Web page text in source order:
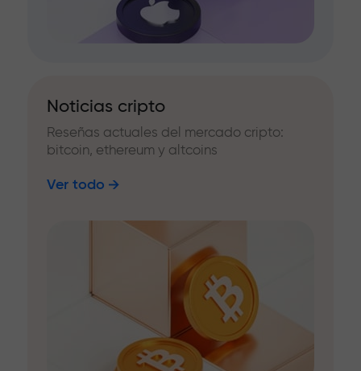
Noticias cripto
Reseñas actuales del mercado cripto:
bitcoin, ethereum y altcoins
Ver todo